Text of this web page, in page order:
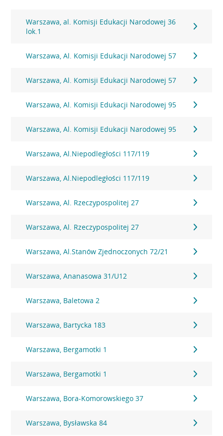
Warszawa, al. Komisji Edukacji Narodowej 36
lok.1
Warszawa, Al. Komisji Edukacji Narodowej 57
Warszawa, Al. Komisji Edukacji Narodowej 57
Warszawa, Al. Komisji Edukacji Narodowej 95
Warszawa, Al. Komisji Edukacji Narodowej 95
Warszawa, Al.Niepodległości 117/119
Warszawa, Al.Niepodległości 117/119
Warszawa, Al. Rzeczypospolitej 27
Warszawa, Al. Rzeczypospolitej 27
Warszawa, Al.Stanów Zjednoczonych 72/21
Warszawa, Ananasowa 31/U12
Warszawa, Baletowa 2
Warszawa, Bartycka 183
Warszawa, Bergamotki 1
Warszawa, Bergamotki 1
Warszawa, Bora-Komorowskiego 37
Warszawa, Bysławska 84